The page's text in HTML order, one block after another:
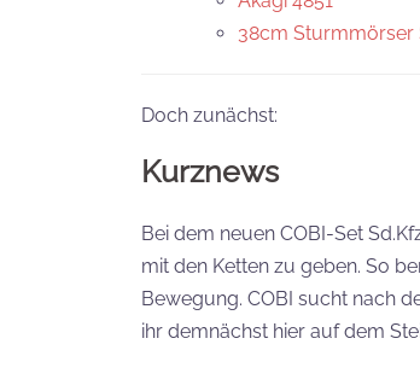
38cm Sturmmörser
Doch zunächst:
Kurznews
Bei dem neuen COBI-Set
mit den Ketten zu geben. So
Bewegung. COBI sucht nach
ihr demnächst hier auf dem